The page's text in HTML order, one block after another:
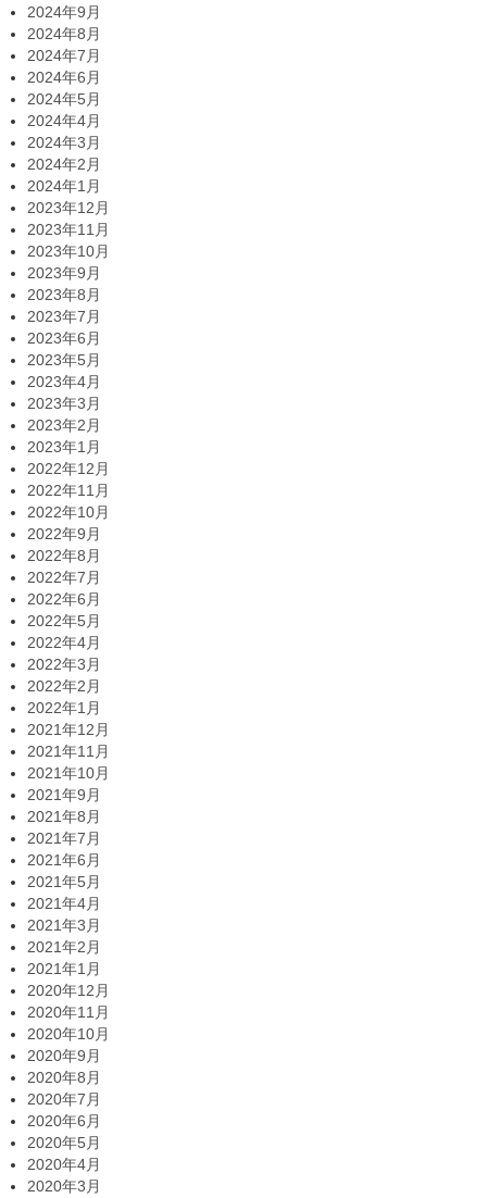
2024年9月
2024年8月
2024年7月
2024年6月
2024年5月
2024年4月
2024年3月
2024年2月
2024年1月
2023年12月
2023年11月
2023年10月
2023年9月
2023年8月
2023年7月
2023年6月
2023年5月
2023年4月
2023年3月
2023年2月
2023年1月
2022年12月
2022年11月
2022年10月
2022年9月
2022年8月
2022年7月
2022年6月
2022年5月
2022年4月
2022年3月
2022年2月
2022年1月
2021年12月
2021年11月
2021年10月
2021年9月
2021年8月
2021年7月
2021年6月
2021年5月
2021年4月
2021年3月
2021年2月
2021年1月
2020年12月
2020年11月
2020年10月
2020年9月
2020年8月
2020年7月
2020年6月
2020年5月
2020年4月
2020年3月